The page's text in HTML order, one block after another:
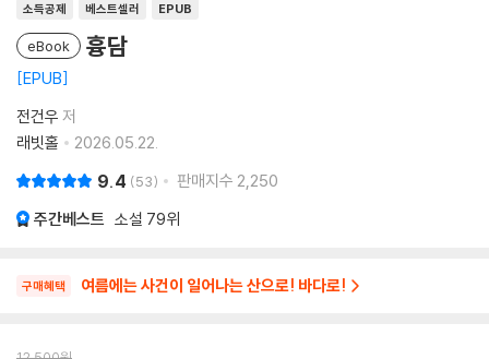
소득공제 베스트셀러 EPUB
eBook 흉담
EPUB
전건우 저
래빗홀
2026.05.22.
9.4 53 판매지수 2,250
주간베스트 소설 79위
구매혜택 여름에는 사건이 일어나는 산으로! 바다로!